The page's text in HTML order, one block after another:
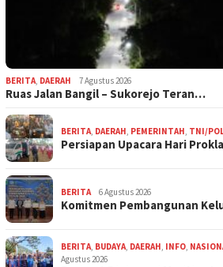
BERITA, DAERAH 7 Agustus 2026
Ruas Jalan Bangil – Sukorejo Teran…
BERITA, DAERAH, PEMERINTAH, TNI/
Persiapan Upacara Hari
BERITA 6 Agustus 2026
Komitmen Pembangunan
BERITA, BUDAYA, DAERAH, INFO,
Agustus 2026